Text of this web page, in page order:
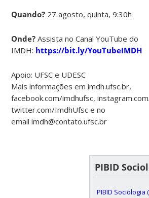
Quando? 27 agosto, quinta, 9:30h
Onde? Assista no Canal YouTube do
IMDH: https://bit.ly/YouTubeIMDH
Apoio: UFSC e UDESC
Mais informações em imdh.ufsc.br,
facebook.com/imdhufsc,
twitter.com/ImdhUfsc e no
email imdh@contato.ufsc.br
PIBID
PIBID Sociologia